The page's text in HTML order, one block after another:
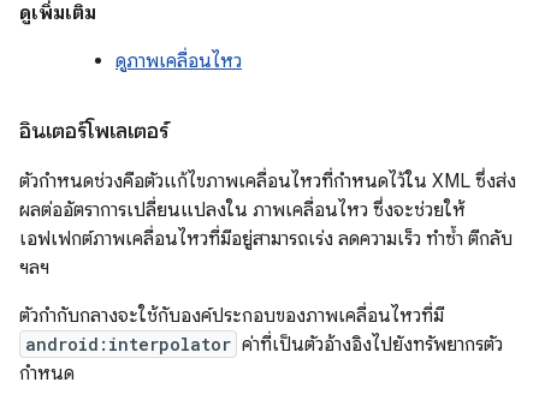
ดูเพิ่มเติม
ดูภาพเคลื่อนไหว
อินเตอร์โพเลเตอร์
ตัวกำหนดช่วงคือตัวแก้ไขภาพเคลื่อนไหวที่กำหนดไว้ใน XML ซึ่งส่ง
ผลต่ออัตราการเปลี่ยนแปลงใน ภาพเคลื่อนไหว ซึ่งจะช่วยให้
เอฟเฟกต์ภาพเคลื่อนไหวที่มีอยู่สามารถเร่ง ลดความเร็ว ทำซ้ำ ตีกลับ
ฯลฯ
ตัวกำกับกลางจะใช้กับองค์ประกอบของภาพเคลื่อนไหวที่มี
android:interpolator ค่าที่เป็นตัวอ้างอิงไปยังทรัพยากรตัว
กำหนด